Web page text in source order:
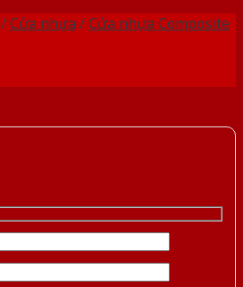
/Cửa nhựa /Cửa nhựa Composite